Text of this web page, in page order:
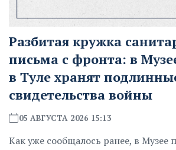
Разбитая кружка
письма с фронта: в
в Туле хранят
свидетельства войны
05 АВГУСТА 2026 15:13
Как уже сообщалось ранее, в Музее